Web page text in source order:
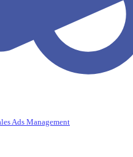
Ads Management